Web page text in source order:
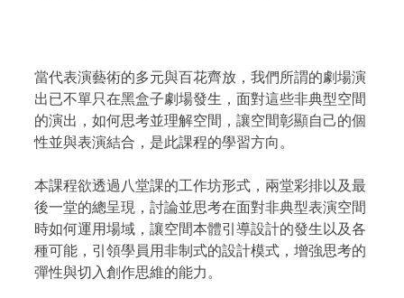
當代表演藝術的多元與百花齊放，我們所謂的劇場演
出已不單只在黑盒子劇場發生，面對這些非典型空間
的演出，如何思考並理解空間，讓空間彰顯自己的個
性並與表演結合，是此課程的學習方向。
本課程欲透過八堂課的工作坊形式，兩堂彩排以及最
後一堂的總呈現，討論並思考在面對非典型表演空間
時如何運用場域，讓空間本體引導設計的發生以及各
種可能，引領學員用非制式的設計模式，增強思考的
彈性與切入創作思維的能力。